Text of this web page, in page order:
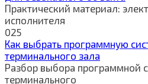
Практический материал:
исполнителя
025
Как выбрать программную
терминального зала
Разбор выбора программной
терминального